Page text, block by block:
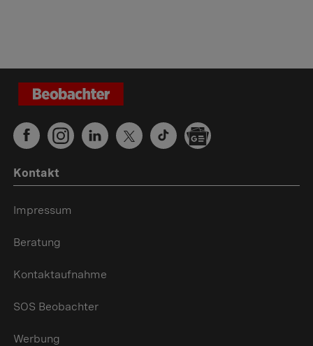
Kontakt
Impressum
Beratung
Kontaktaufnahme
SOS Beobachter
Werbung